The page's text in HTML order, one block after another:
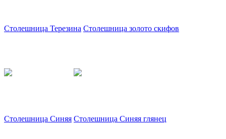
Столешница Терезина Столешница золото скифов
Столешница Синяя Столешница Синяя глянец